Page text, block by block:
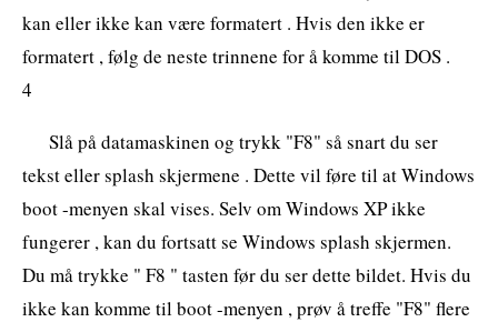
kan eller ikke kan være formatert . Hvis den ikke er
formatert , følg de neste trinnene for å komme til DOS .
4
Slå på datamaskinen og trykk "F8" så snart du ser
tekst eller splash skjermene . Dette vil føre til at Windows
boot -menyen skal vises. Selv om Windows XP ikke
fungerer , kan du fortsatt se Windows splash skjermen.
Du må trykke " F8 " tasten før du ser dette bildet. Hvis du
ikke kan komme til boot -menyen , prøv å treffe "F8" flere